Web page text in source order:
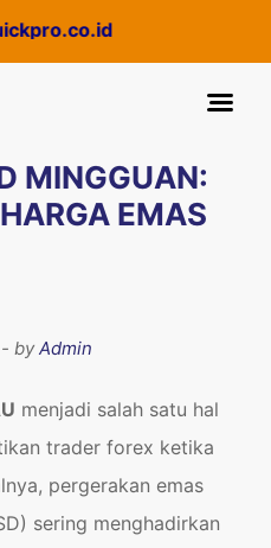
MINGGUAN:
EMAS
- byAdmin
menjadi salah satu hal
trader forex ketika
pergerakan emas
sering menghadirkan